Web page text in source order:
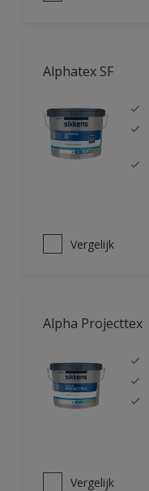
Alphatex SF
Vergelijk
Alpha Projecttex
Vergelijk